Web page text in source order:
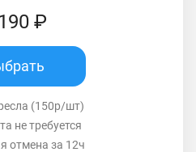
₽
(150р/шт)
не требуется
отмена за 12ч